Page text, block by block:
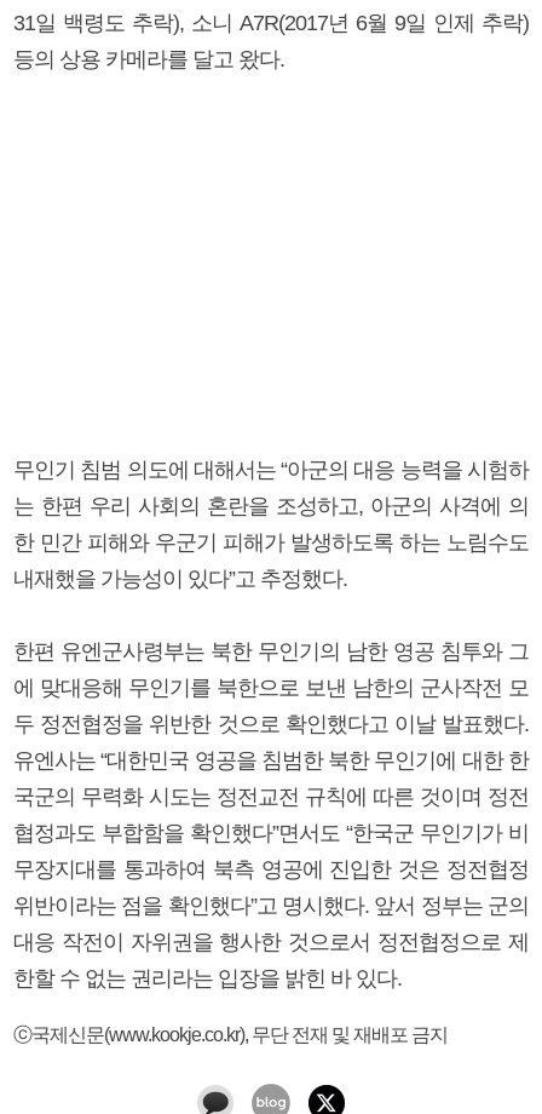
31일 백령도 추락), 소니 A7R(2017년 6월 9일 인제 추락)
등의 상용 카메라를 달고 왔다.
무인기 침범 의도에 대해서는 “아군의 대응 능력을 시험하
는 한편 우리 사회의 혼란을 조성하고, 아군의 사격에 의
한 민간 피해와 우군기 피해가 발생하도록 하는 노림수도
내재했을 가능성이 있다”고 추정했다.
한편 유엔군사령부는 북한 무인기의 남한 영공 침투와 그
에 맞대응해 무인기를 북한으로 보낸 남한의 군사작전 모
두 정전협정을 위반한 것으로 확인했다고 이날 발표했다.
유엔사는 “대한민국 영공을 침범한 북한 무인기에 대한 한
국군의 무력화 시도는 정전교전 규칙에 따른 것이며 정전
협정과도 부합함을 확인했다”면서도 “한국군 무인기가 비
무장지대를 통과하여 북측 영공에 진입한 것은 정전협정
위반이라는 점을 확인했다”고 명시했다. 앞서 정부는 군의
대응 작전이 자위권을 행사한 것으로서 정전협정으로 제
한할 수 없는 권리라는 입장을 밝힌 바 있다.
ⓒ국제신문(www.kookje.co.kr), 무단 전재 및 재배포 금지